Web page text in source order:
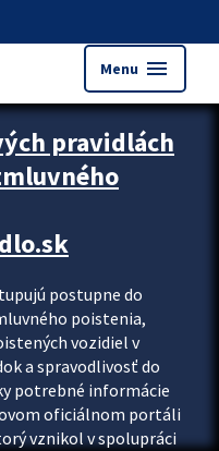
Menu menu
pravidlách
postupne do
poistenia,
vozidiel v
a spravodlivosť do
potrebné informácie
oficiálnom portáli
vznikol v spolupráci